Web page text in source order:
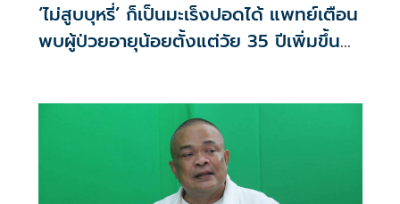
‘ไม่สูบบุหรี่’ ก็เป็นมะเร็งปอดได้ แพทย์เตือน
พบผู้ป่วยอายุน้อยตั้งแต่วัย 35 ปีเพิ่มขึ้น